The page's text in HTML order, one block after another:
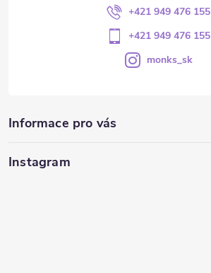
Informace pro vás
+421 949 476 155
+421 949 476 155
monks_sk
Instagram